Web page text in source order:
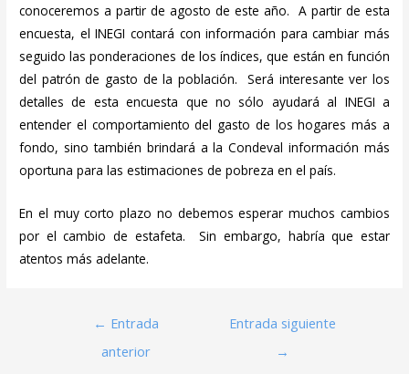
conoceremos a partir de agosto de este año. A partir de esta
encuesta, el INEGI contará con información para cambiar más
seguido las ponderaciones de los índices, que están en función
del patrón de gasto de la población. Será interesante ver los
detalles de esta encuesta que no sólo ayudará al INEGI a
entender el comportamiento del gasto de los hogares más a
fondo, sino también brindará a la Condeval información más
oportuna para las estimaciones de pobreza en el país.
En el muy corto plazo no debemos esperar muchos cambios
por el cambio de estafeta. Sin embargo, habría que estar
atentos más adelante.
← Entrada
anterior
Entrada siguiente
→